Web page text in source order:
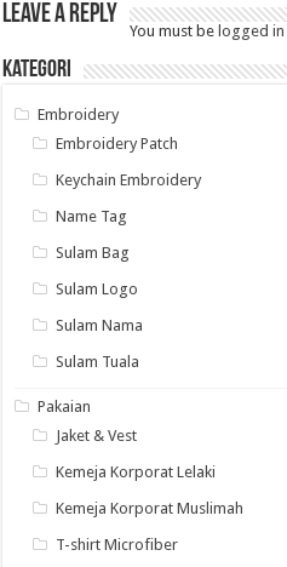
Leave a Reply
You must be logged in
Kategori
Embroidery
Embroidery Patch
Keychain Embroidery
Name Tag
Sulam Bag
Sulam Logo
Sulam Nama
Sulam Tuala
Pakaian
Jaket & Vest
Kemeja Korporat Lelaki
Kemeja Korporat Muslimah
T-shirt Microfiber